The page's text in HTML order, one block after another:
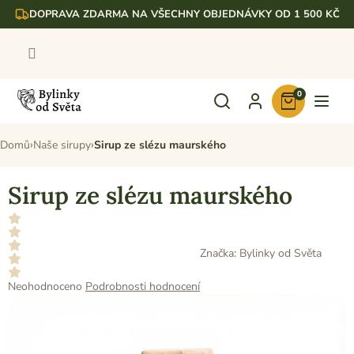
Přejít DOPRAVA ZDARMA NA VŠECHNY OBJEDNÁVKY OD 1 500 KČ
Nákupní
košík
0
Domů Naše sirupy Sirup ze slézu maurského
Sirup ze slézu maurského
Průměrné
Neohodnoceno Podrobnosti hodnocení
Značka: Bylinky od Světa